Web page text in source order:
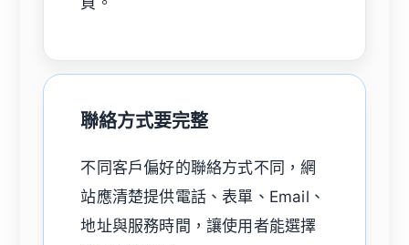
聯絡方式要完整
不同客戶偏好的聯絡方式不同，網
站應清楚提供電話、表單、Email、
地址與服務時間，讓使用者能選擇